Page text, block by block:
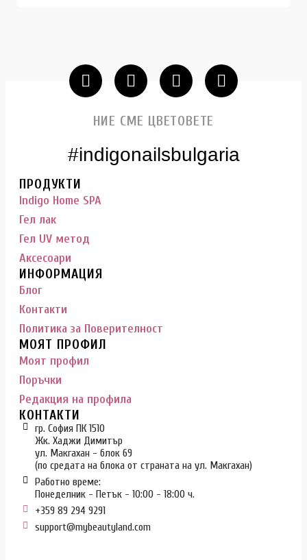
НИЕ СМЕ ЦВЕТОВЕТЕ
#indigonailsbulgaria
ПРОДУКТИ
Indigo Home SPA
Гел лак
Гел UV метод
Аксесоари
ИНФОРМАЦИЯ
Блог
Контакти
Политика за Поверителност
МОЯТ ПРОФИЛ
Моят профил
Поръчки
Редакция на профила
КОНТАКТИ
гр. София ПК 1510
Жк. Хаджи Димитър
ул. Макгахан - блок 69
(по средата на блока от страната на ул. Макгахан)
Работно време:
Понеделник - Петък - 10:00 - 18:00 ч.
+359 89 294 9291
support@mybeautyland.com